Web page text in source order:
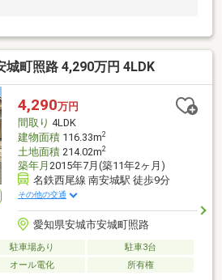
城町照路 4,290万円 4LDK
4,290万円
間取り 4LDK
建物面積116.33m2
土地面積214.02m2
築年月 2015年7月(築11年2ヶ月)
名鉄西尾線 南安城駅 徒歩9分
その他の交通
愛知県安城市安城町照路
駐車場あり
駐車3台
オール電化 所有権